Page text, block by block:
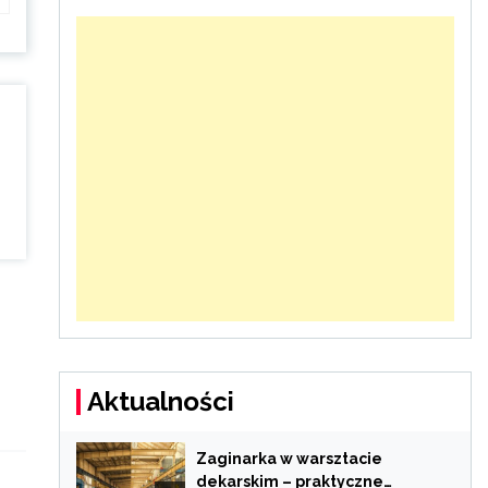
Aktualności
Zaginarka w warsztacie
dekarskim – praktyczne